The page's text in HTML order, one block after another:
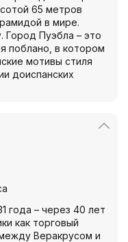
65 метров
в мире.
Город Пуэбла – это
поблано, в котором
мотивы стиля
доиспанских
года – через 40 лет
как торговый
Веракрусом и